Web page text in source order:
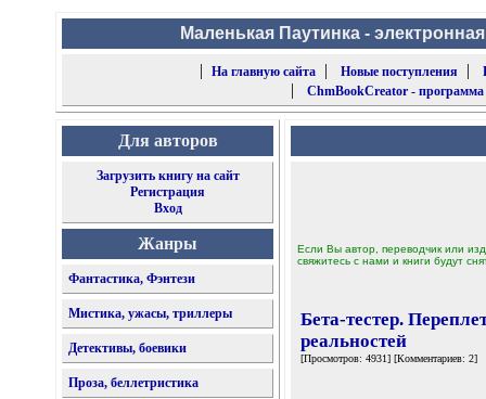
Маленькая Паутинка -
|
На главную сайта| Новые поступления |
| ChmBookCreator -
Для авторов
Загрузить книгу на сайт
Регистрация
Вход
Жанры
Фантастика, Фэнтези
Мистика, ужасы, триллеры
Детективы, боевики
Проза, беллетристика
Если Вы автор, переводчик или
свяжитесь с нами и книги будут
Бета-тестер.
реальностей
[Просмотров: 4931] [Комментариев: 2]